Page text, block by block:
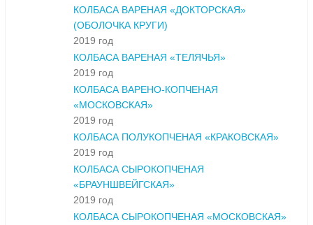
КОЛБАСА ВАРЕНАЯ «ДОКТОРСКАЯ»
(ОБОЛОЧКА КРУГИ)
2019 год
КОЛБАСА ВАРЕНАЯ «ТЕЛЯЧЬЯ»
2019 год
КОЛБАСА ВАРЕНО-КОПЧЕНАЯ
«МОСКОВСКАЯ»
2019 год
КОЛБАСА ПОЛУКОПЧЕНАЯ «КРАКОВСКАЯ»
2019 год
КОЛБАСА СЫРОКОПЧЕНАЯ
«БРАУНШВЕЙГСКАЯ»
2019 год
КОЛБАСА СЫРОКОПЧЕНАЯ «МОСКОВСКАЯ»